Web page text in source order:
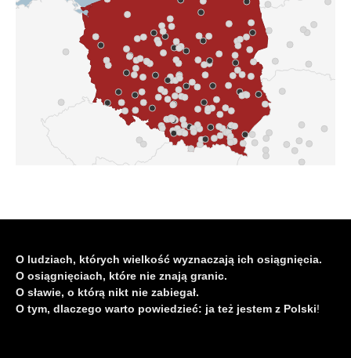
O ludziach, których wielkość wyznaczają ich osiągnięcia.
O osiągnięciach, które nie znają granic.
O sławie, o którą nikt nie zabiegał.
O tym, dlaczego warto powiedzieć: ja też jestem z Polski!